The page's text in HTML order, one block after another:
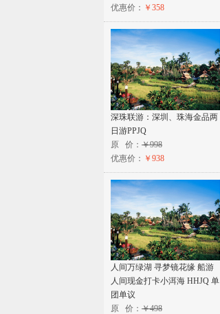
优惠价： ￥358
深珠联游：深圳、珠海金品两
日游PPJQ
原 价： ￥998
优惠价： ￥938
人间万绿湖 寻梦镜花缘 船游
人间现金打卡小洱海 HHJQ 单
团单议
原 价： ￥498